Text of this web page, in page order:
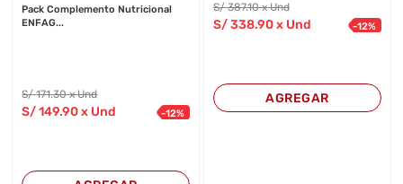
Pack Complemento Nutricional
ENFAG...
S/171.30 x Und
S/149.90 x Und -12%
S/387.10 x Und
S/338.90x Und -12%
AGREGAR